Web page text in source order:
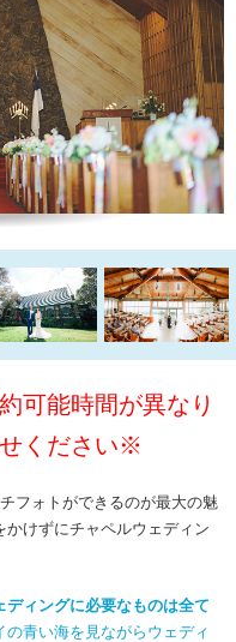
可能時間が異なり
ください※
フォトができるのが最大の魅
けずにチャペルウェディン
ィングに必要なものは全て
の青い海を見ながらウェディ